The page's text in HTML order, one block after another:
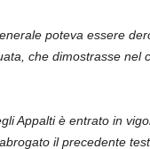
poteva essere
che dimostrasse nel
Appaltiè entrato in
abrogato il precedente